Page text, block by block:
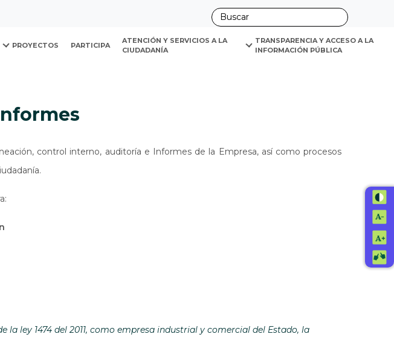
Urbano
PROYECTOS PARTICIPA
ATENCIÓN Y SERVICIOS A LA
CIUDADANÍA
TRANSPARENCIA Y ACCESO A LA
INFORMACIÓN PÚBLICA
control interno, auditoría e Informes de la Empresa, así como procesos
ley 1474 del 2011, como empresa industrial y comercial del Estado, la